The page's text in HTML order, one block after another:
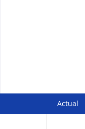
Actual